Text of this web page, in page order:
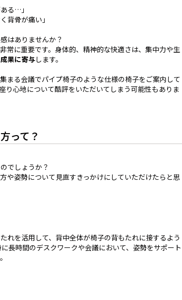
る…」
背骨が痛い」
はありませんか？
常に重要です。身体的、精神的な快適さは、集中力や生
果に寄与します。
まる会議でパイプ椅子のような仕様の椅子をご案内して
り心地について酷評をいただいてしまう可能性もありま
って？
でしょうか？
や姿勢について見直すきっかけにしていただけたらと思
れを活用して、背中全体が椅子の背もたれに接するよう
長時間のデスクワークや会議において、姿勢をサポート